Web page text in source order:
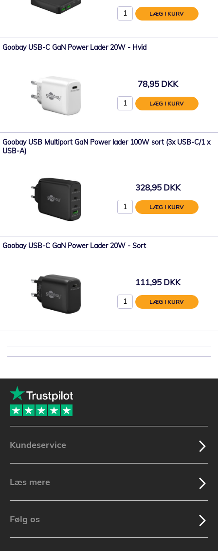
LÆG I KURV
Goobay USB-C GaN Power Lader 20W - Hvid
78,95 DKK
LÆG I KURV
Goobay USB Multiport GaN Power lader 100W sort (3x USB-C/1 x
USB-A)
328,95 DKK
LÆG I KURV
Goobay USB-C GaN Power Lader 20W - Sort
111,95 DKK
LÆG I KURV
Kundeservice
Læs mere
Følg os